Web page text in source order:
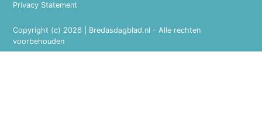
Copyright (c) 2026 | Bredasdagblad.nl - Alle rechten
voorbehouden
Privacy Statement